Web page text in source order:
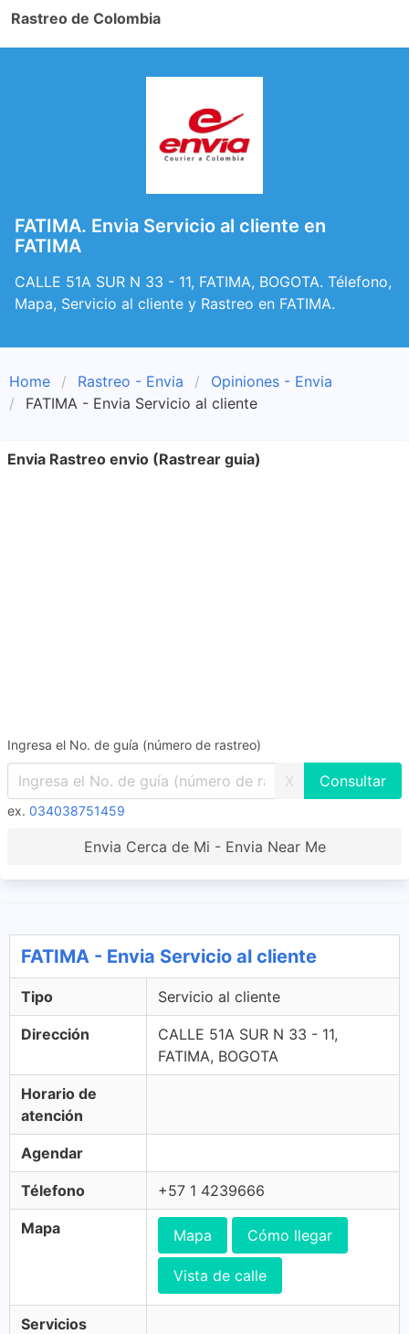
Rastreo de Colombia
FATIMA. Envia Servicio al cliente en
FATIMA
CALLE 51A SUR N 33 - 11, FATIMA, BOGOTA. Télefono,
Mapa, Servicio al cliente y Rastreo en FATIMA.
Home Rastreo - Envia
Opiniones - Envia
FATIMA - Envia Servicio al cliente
Envia Rastreo envio (Rastrear guia)
Ingresa el No. de guía (número de rastreo)
X
ex. 034038751459
Envia Cerca de Mi - Envia Near Me
FATIMA - Envia Servicio al cliente
Tipo Servicio al cliente
Dirección
CALLE 51A SUR N 33 - 11,
FATIMA, BOGOTA
Horario de
atención
Agendar
Télefono +57 1 4239666
Mapa Mapa Cómo llegar
Vista de calle
Servicios